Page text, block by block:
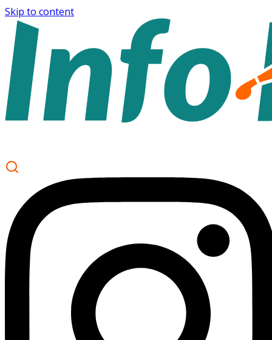
Skip to content